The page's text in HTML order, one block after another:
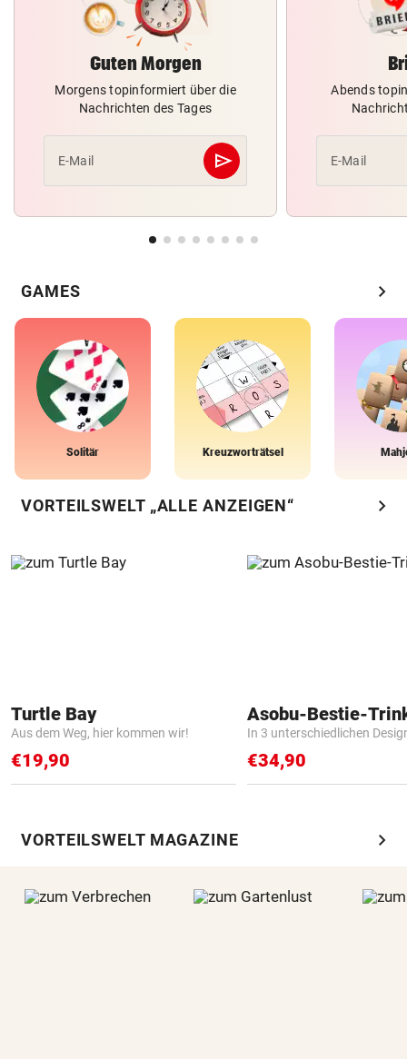
Guten Morgen
Morgens topinformiert über die
Nachrichten des Tages
E-Mail send
Abschicken
Abends
E-Mail
GAMES chevron_right
Solitär Kreuzworträtsel
VORTEILSWELT „ALLE ANZEIGEN“ chevron_right
Turtle Bay
Aus dem Weg, hier kommen wir!
€19,90
Asobu-Bestie-
In 3 unterschiedlichen
€34,90
VORTEILSWELT MAGAZINE chevron_right